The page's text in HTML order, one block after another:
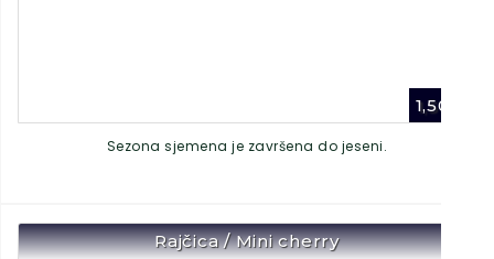
1,50
Sezona sjemena je završena do jeseni.
Rajčica / Mini cherry